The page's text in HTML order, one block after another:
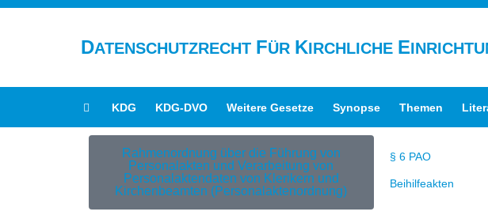
DATENSCHUTZRECHT FÜR KIRCHLICHE E
KDG KDG-DVO Weitere Gesetze Synopse Themen
Rahmenordnung über die Führung von
Personalakten und Verarbeitung von
Personalaktendaten von Klerikern und
Kirchenbeamten (Personalaktenordnung)
§ 6 PAO
Beihilfeakten